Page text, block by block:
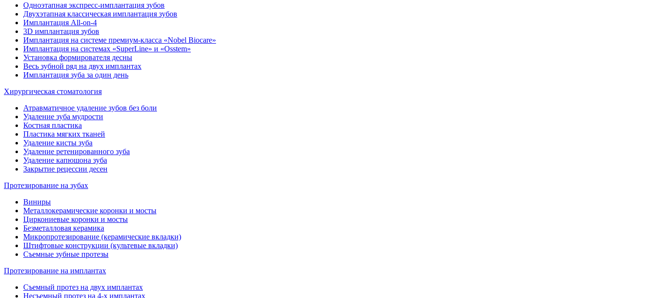
Одноэтапная экспресс-имплантация зубов
Двухэтапная классическая имплантация зубов
Имплантация All-on-4
3D имплантация зубов
Имплантация на системе премиум-класса «Nobel Biocare»
Имплантация на системах «SuperLine» и «Osstem»
Установка формирователя десны
Весь зубной ряд на двух имплантах
Имплантация зуба за один день
Хирургическая стоматология
Атравматичное удаление зубов без боли
Удаление зуба мудрости
Костная пластика
Пластика мягких тканей
Удаление кисты зуба
Удаление ретенированного зуба
Удаление капюшона зуба
Закрытие рецессии десен
Протезирование на зубах
Виниры
Металлокерамические коронки и мосты
Циркониевые коронки и мосты
Безметалловая керамика
Микропротезирование (керамические вкладки)
Штифтовые конструкции (культевые вкладки)
Съемные зубные протезы
Протезирование на имплантах
Съемный протез на двух имплантах
Несъемный протез на 4-х имплантах